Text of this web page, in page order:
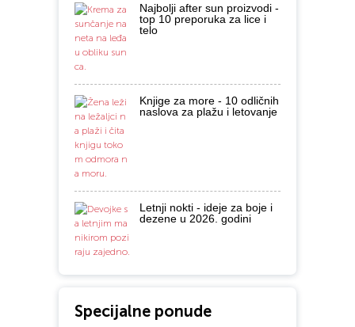
Najbolji after sun proizvodi -
top 10 preporuka za lice i
telo
Knjige za more - 10 odličnih
naslova za plažu i letovanje
Letnji nokti - ideje za boje i
dezene u 2026. godini
Specijalne ponude